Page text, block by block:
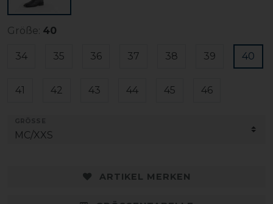
Größe: 40
34 35 36 37 38 39 40
41 42 43 44 45 46
ARTIKEL MERKEN